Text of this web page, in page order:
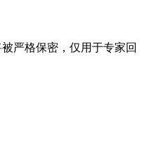
严格保密，仅用于专家回